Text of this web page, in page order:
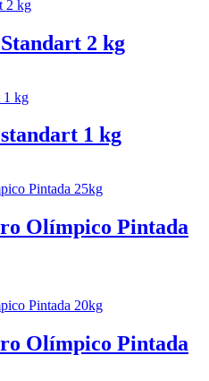
2 kg
1 kg
Olímpico Pintada
Olímpico Pintada